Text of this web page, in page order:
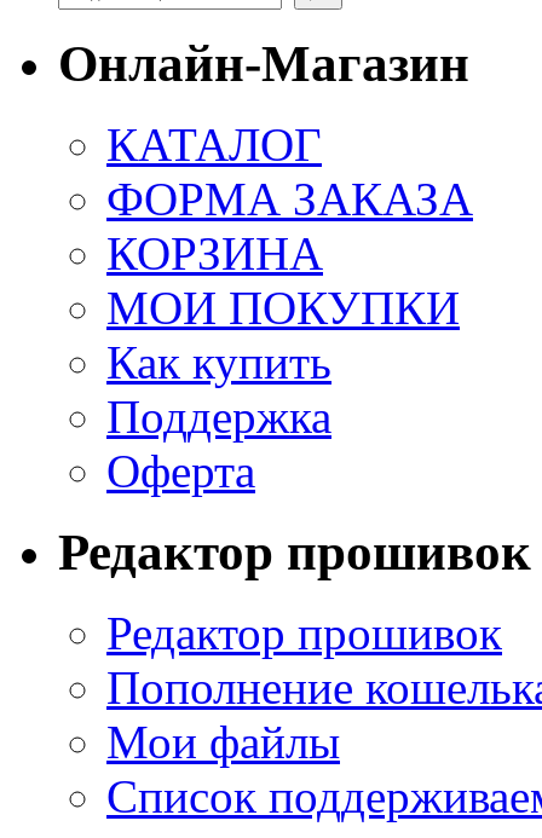
Онлайн-Магазин
КАТАЛОГ
ФОРМА ЗАКАЗА
КОРЗИНА
МОИ ПОКУПКИ
Как купить
Поддержка
Оферта
Редактор прошивок
Редактор прошивок
Пополнение
Мои файлы
Список